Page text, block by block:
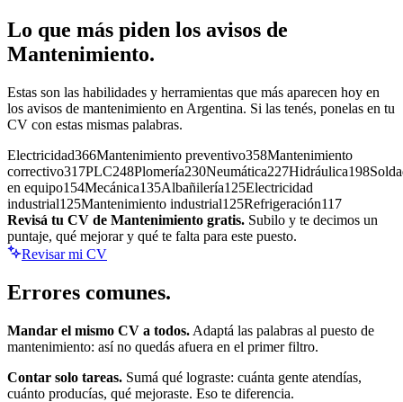
Lo que más piden los avisos de
Mantenimiento.
Estas son las habilidades y herramientas que más aparecen hoy en
los avisos de mantenimiento en Argentina. Si las tenés, ponelas en tu
CV con estas mismas palabras.
Electricidad366Mantenimiento preventivo358Mantenimiento
correctivo317PLC248Plomería230Neumática227Hidráulica198
en equipo154Mecánica135Albañilería125Electricidad
industrial125Mantenimiento industrial125Refrigeración117
Revisá tu CV de Mantenimiento gratis. Subilo y te decimos un
puntaje, qué mejorar y qué te falta para este puesto.
Revisar mi CV
Errores comunes.
Mandar el mismo CV a todos. Adaptá las palabras al puesto de
mantenimiento: así no quedás afuera en el primer filtro.
Contar solo tareas. Sumá qué lograste: cuánta gente atendías,
cuánto producías, qué mejoraste. Eso te diferencia.